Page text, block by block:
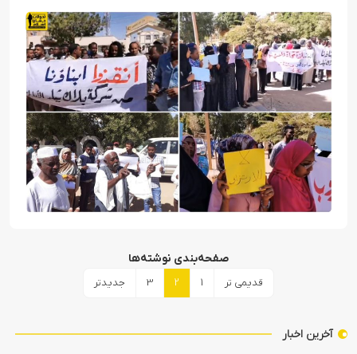
صفحه‌بندی نوشته‌ها
قدیمی تر 1
2
3 جدیدتر
آخرین اخبار